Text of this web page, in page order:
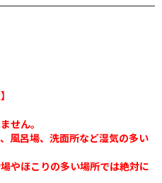
せん。
風呂場、洗面所など湿気の多い
やほこりの多い場所では絶対に